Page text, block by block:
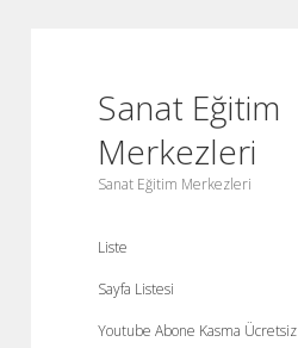
Sanat Eğitim
Merkezleri
Sanat Eğitim Merkezleri
Liste
Sayfa Listesi
Youtube Abone Kasma Ücretsiz